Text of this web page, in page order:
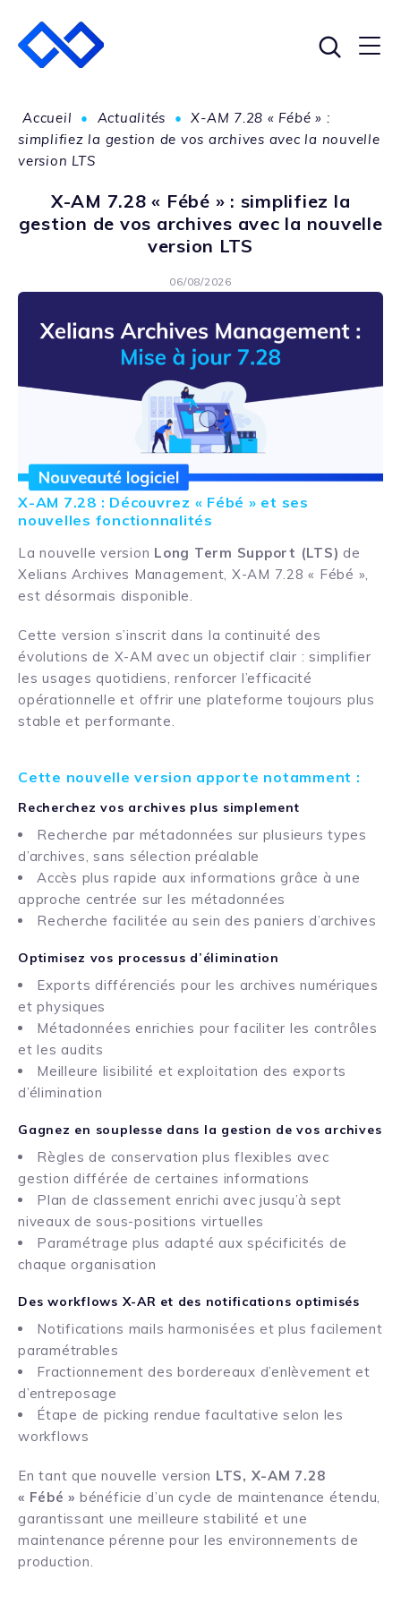
Accueil • Actualités • X-AM 7.28 « Fébé » :
simplifiez la gestion de vos archives avec la nouvelle
version LTS
X-AM 7.28 « Fébé » : simplifiez la
gestion de vos archives avec la nouvelle
version LTS
06/08/2026
X-AM 7.28 : Découvrez « Fébé » et ses
nouvelles fonctionnalités
La nouvelle version Long Term Support (LTS) de
Xelians Archives Management, X-AM 7.28 « Fébé »,
est désormais disponible.
Cette version s’inscrit dans la continuité des
évolutions de X-AM avec un objectif clair : simplifier
les usages quotidiens, renforcer l’efficacité
opérationnelle et offrir une plateforme toujours plus
stable et performante.
Cette nouvelle version apporte notamment :
Recherchez vos archives plus simplement
Recherche par métadonnées sur plusieurs types
d’archives, sans sélection préalable
Accès plus rapide aux informations grâce à une
approche centrée sur les métadonnées
Recherche facilitée au sein des paniers d’archives
Optimisez vos processus d’élimination
Exports différenciés pour les archives numériques
et physiques
Métadonnées enrichies pour faciliter les contrôles
et les audits
Meilleure lisibilité et exploitation des exports
d’élimination
Gagnez en souplesse dans la gestion de vos archives
Règles de conservation plus flexibles avec
gestion différée de certaines informations
Plan de classement enrichi avec jusqu’à sept
niveaux de sous-positions virtuelles
Paramétrage plus adapté aux spécificités de
chaque organisation
Des workflows X-AR et des notifications optimisés
Notifications mails harmonisées et plus facilement
paramétrables
Fractionnement des bordereaux d’enlèvement et
d’entreposage
Étape de picking rendue facultative selon les
workflows
En tant que nouvelle version LTS, X-AM 7.28
« Fébé » bénéficie d’un cycle de maintenance étendu,
garantissant une meilleure stabilité et une
maintenance pérenne pour les environnements de
production.